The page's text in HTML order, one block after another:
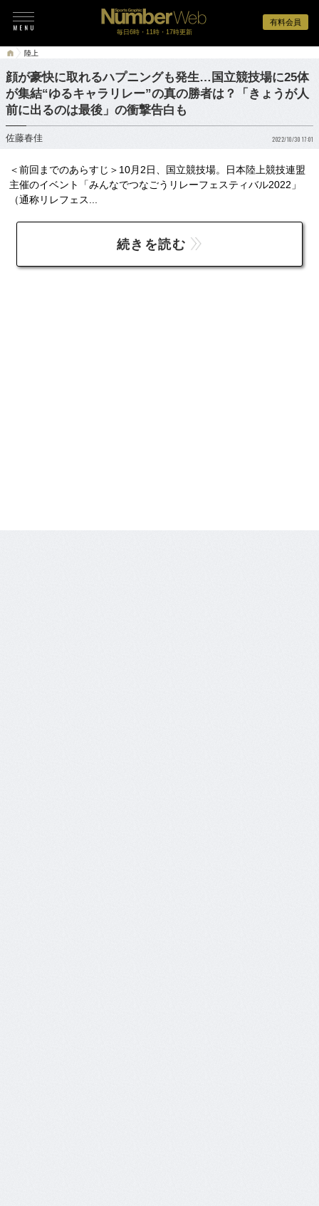
有料会員
毎日6時・11時・17時更新
陸上
顔が豪快に取れるハプニングも発生…国立競技場に25体
が集結“ゆるキャラリレー”の真の勝者は？「きょうが人
前に出るのは最後」の衝撃告白も
佐藤春佳 2022/10/30 17:01
＜前回までのあらすじ＞10月2日、国立競技場。日本陸上競技連盟
主催のイベント「みんなでつなごうリレーフェスティバル2022」
（通称リレフェス...
続きを読む